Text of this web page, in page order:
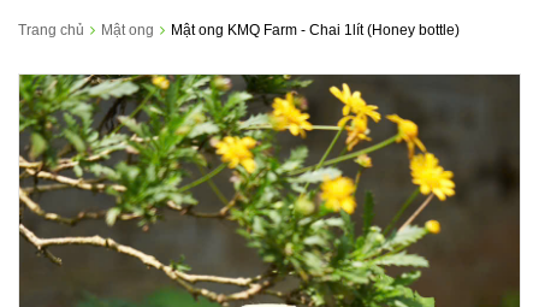
Trang chủ Mật ong Mật ong KMQ Farm - Chai 1lít (Honey bottle)